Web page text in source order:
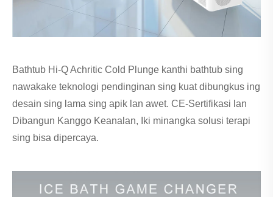
Bathtub Hi-Q Achritic Cold Plunge kanthi bathtub sing
nawakake teknologi pendinginan sing kuat dibungkus ing
desain sing lama sing apik lan awet. CE-Sertifikasi lan
Dibangun Kanggo Keanalan, Iki minangka solusi terapi
sing bisa dipercaya.